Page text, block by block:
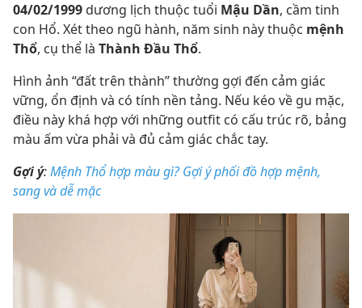
04/02/1999 dương lịch thuộc tuổi Mậu Dần, cầm tinh
con Hổ. Xét theo ngũ hành, năm sinh này thuộc mệnh
Thổ, cụ thể là Thành Đầu Thổ.
Hình ảnh “đất trên thành” thường gợi đến cảm giác
vững, ổn định và có tính nền tảng. Nếu kéo về gu mặc,
điều này khá hợp với những outfit có cấu trúc rõ, bảng
màu ấm vừa phải và đủ cảm giác chắc tay.
Gợi ý:Mệnh Thổ hợp màu gì? Gợi ý phối đồ hợp mệnh,
sang và dễ mặc